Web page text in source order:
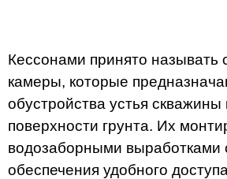
Кессонами принято называть
камеры, которые
обустройства устья
поверхности грунта. Их
водозаборными выработками
обеспечения удобного